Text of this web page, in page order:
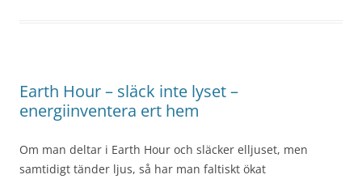
Earth Hour – släck inte lyset –
energiinventera ert hem
Om man deltar i Earth Hour och släcker elljuset, men
samtidigt tänder ljus, så har man faltiskt ökat